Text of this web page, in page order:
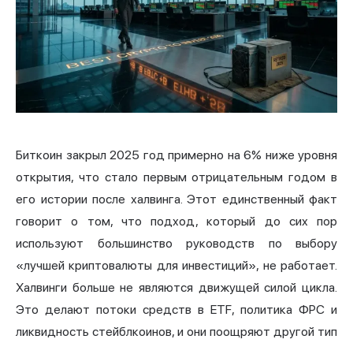
Биткоин закрыл 2025 год примерно на 6% ниже уровня
открытия, что стало первым отрицательным годом в
его истории после халвинга. Этот единственный факт
говорит о том, что подход, который до сих пор
используют большинство руководств по выбору
«лучшей криптовалюты для инвестиций», не работает.
Халвинги больше не являются движущей силой цикла.
Это делают потоки средств в ETF, политика ФРС и
ликвидность стейблкоинов, и они поощряют другой тип